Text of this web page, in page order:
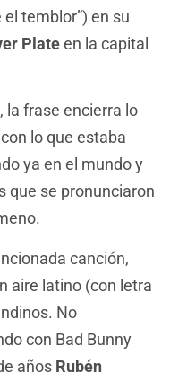
temblor”) en su
Plateen la capital
la frase encierra lo
lo que estaba
ya en el mundo y
que se pronunciaron
canción,
aire latino (con letra
No
con Bad Bunny
años Rubén